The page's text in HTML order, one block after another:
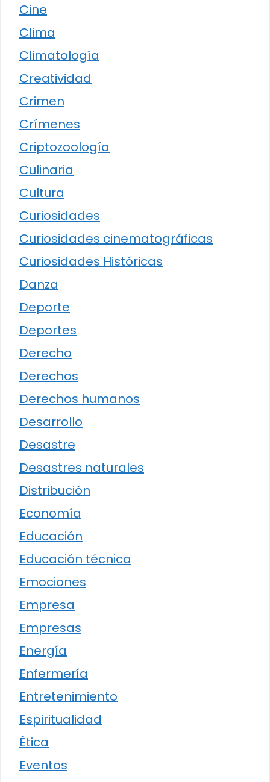
Cine
Clima
Climatología
Creatividad
Crimen
Crímenes
Criptozoología
Culinaria
Cultura
Curiosidades
Curiosidades cinematográficas
Curiosidades Históricas
Danza
Deporte
Deportes
Derecho
Derechos
Derechos humanos
Desarrollo
Desastre
Desastres naturales
Distribución
Economía
Educación
Educación técnica
Emociones
Empresa
Empresas
Energía
Enfermería
Entretenimiento
Espiritualidad
Ética
Eventos